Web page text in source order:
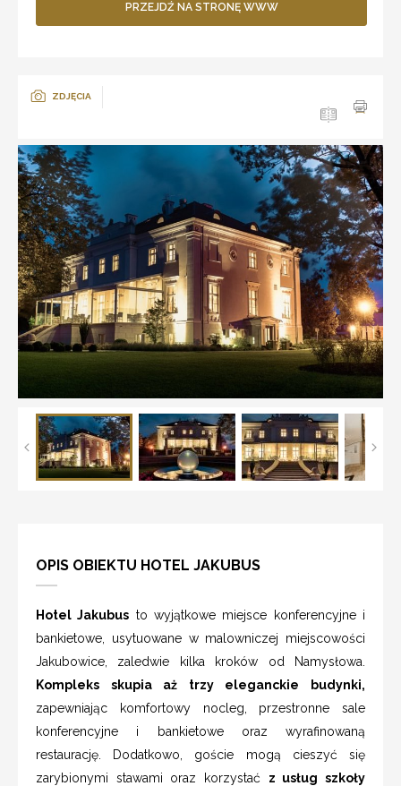
PRZEJDŹ NA STRONĘ WWW
ZDJĘCIA
OPIS OBIEKTU HOTEL JAKUBUS
Hotel Jakubus to wyjątkowe miejsce konferencyjne i
bankietowe, usytuowane w malowniczej miejscowości
Jakubowice, zaledwie kilka kroków od Namysłowa.
Kompleks skupia aż trzy eleganckie budynki,
zapewniając komfortowy nocleg, przestronne sale
konferencyjne i bankietowe oraz wyrafinowaną
restaurację. Dodatkowo, goście mogą cieszyć się
zarybionymi stawami oraz korzystać z usług szkoły